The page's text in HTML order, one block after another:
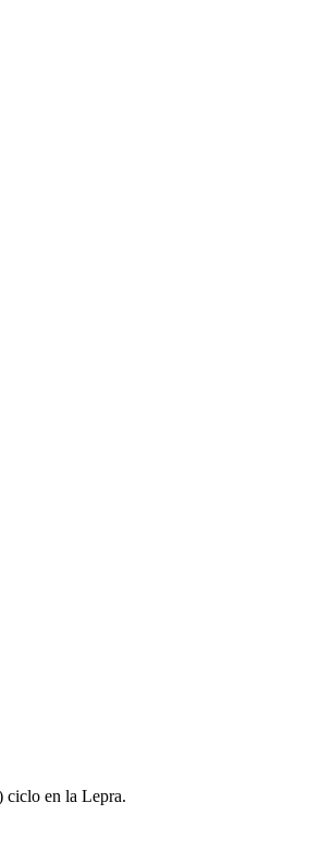
ciclo en la Lepra.